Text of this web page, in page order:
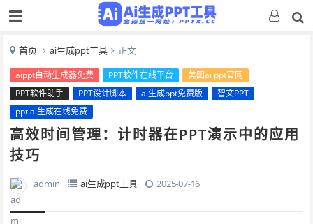
首页 ai生成ppt工具 正文
aippt自动生成器免费 PPT软件在线平台
美图ai ppt官网
PPT软件助手
PPT设计脚本 ai生成ppt免费版
智文PPT
ppt ai生成在线免费
高效时间管理：计时器在PPT演示中的应用
技巧
admin ai生成ppt工具 2025-07-16